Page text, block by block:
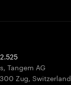
Tangem AG
Zug, Switzerland